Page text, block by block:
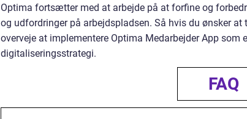
Optima fortsætter med at arbejde på at forfine og
og udfordringer på arbejdspladsen. Så hvis du ønsker
overveje at implementere Optima Medarbejder App som
digitaliseringsstrategi.
FAQ